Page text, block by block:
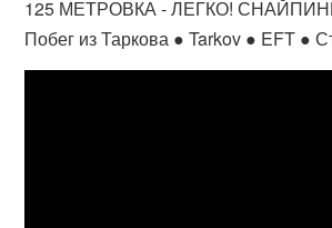
125 МЕТРОВКА - ЛЕГКО!
Побег из Таркова ● Tarkov ● EFT ●